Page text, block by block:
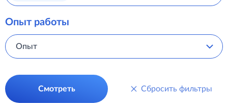
Опыт работы
Опыт
Смотреть Сбросить фильтры